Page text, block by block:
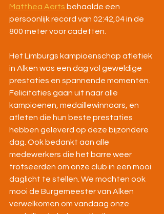
Matthea Aerts behaalde een
persoonlijk record van 02:42,04 in de
800 meter voor cadetten.
Het Limburgs kampioenschap atletiek
in Alken was een dag vol geweldige
prestaties en spannende momenten.
Felicitaties gaan uit naar alle
kampioenen, medaillewinnaars, en
atleten die hun beste prestaties
hebben geleverd op deze bijzondere
dag. Ook bedankt aan alle
medewerkers die het barre weer
trotseerden om onze club in een mooi
daglicht te stellen. We mochten ook
mooi de Burgemeester van Alken
verwelkomen om vandaag onze